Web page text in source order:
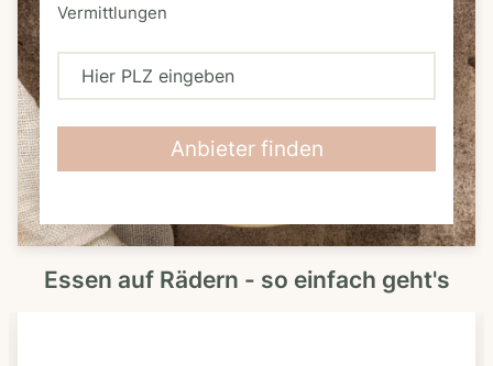
Vermittlungen
H
L
Z
Anbieter finden
Essen auf Rädern - so einfach geht's